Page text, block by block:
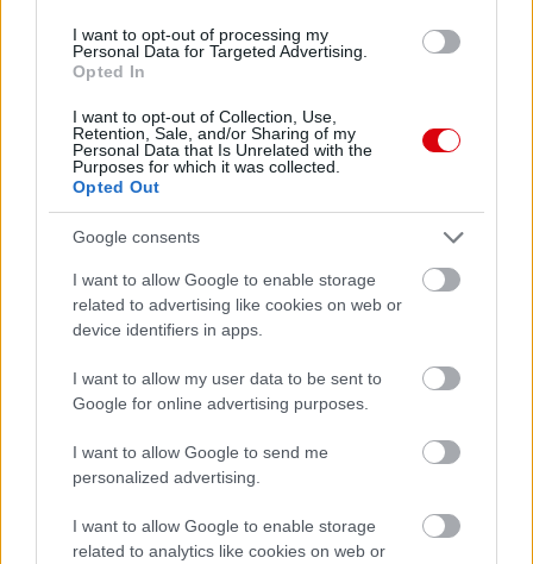
I want to opt-out of processing my
Personal Data for Targeted Advertising.
Opted In
I want to opt-out of Collection, Use,
Retention, Sale, and/or Sharing of my
Personal Data that Is Unrelated with the
Purposes for which it was collected.
Opted Out
Google consents
I want to allow Google to enable storage
related to advertising like cookies on web or
device identifiers in apps.
I want to allow my user data to be sent to
Google for online advertising purposes.
I want to allow Google to send me
personalized advertising.
I want to allow Google to enable storage
related to analytics like cookies on web or
Meccs Center
Paris Saint-Germain
Manchester United
Felkészülési szezon 4. mérkőzés
Nya Ullevi, Göteborg
2 nap 10 óra 38 perc 34 másodperc
Leeds Unitedvs Manchester United
AC MilanvsManchester United2026-08-15 18:00